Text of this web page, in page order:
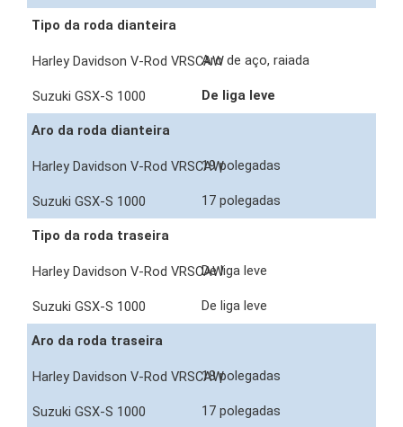
Tipo da roda dianteira
Aro de aço, raiada
De liga leve
Aro da roda dianteira
19 polegadas
17 polegadas
Tipo da roda traseira
De liga leve
De liga leve
Aro da roda traseira
18 polegadas
17 polegadas